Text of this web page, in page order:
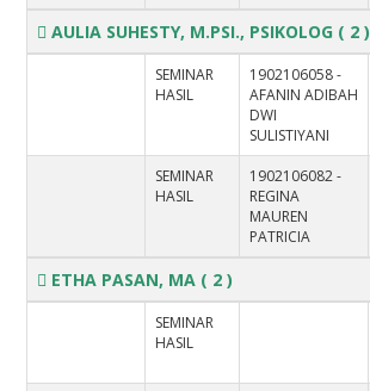
AULIA SUHESTY, M.PSI., PSIKOLOG ( 2 )
SEMINAR
HASIL
1902106058 -
AFANIN ADIBAH
DWI
SULISTIYANI
SEMINAR
HASIL
1902106082 -
REGINA
MAUREN
PATRICIA
ETHA PASAN, MA ( 2 )
SEMINAR
HASIL